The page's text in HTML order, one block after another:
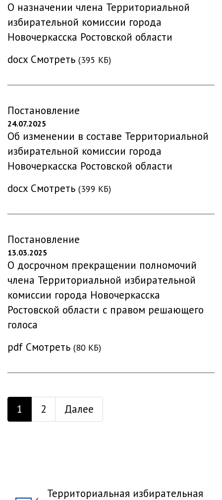
О назначении члена Территориальной
избирательной комиссии города
Новочеркасска Ростовской области
docx Смотреть (395 КБ)
Постановление
24.07.2025
Об изменении в составе Территориальной
избирательной комиссии города
Новочеркасска Ростовской области
docx Смотреть (399 КБ)
Постановление
13.03.2025
О досрочном прекращении полномочий
члена Территориальной избирательной
комиссии города Новочеркасска
Ростовской области с правом решающего
голоса
pdf Смотреть (80 КБ)
1 2 Далее
Территориальная избирательная